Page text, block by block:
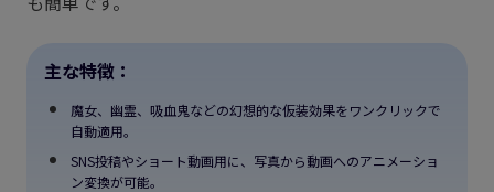
主な特徴：
魔女、幽霊、吸血鬼などの幻想的な仮装効果をワンクリックで
自動適用。
SNS投稿やショート動画用に、写真から動画へのアニメーショ
ン変換が可能。